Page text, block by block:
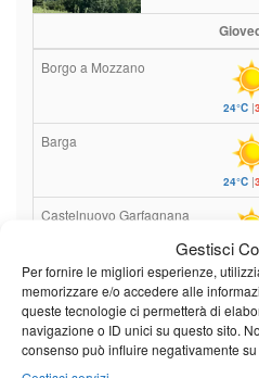
Gestisci
Per fornire le migliori esperienze,
memorizzare e/o accedere alle
queste tecnologie ci permetterà di
navigazione o ID unici su questo sito.
consenso può influire negativamente
Borgo a Mozzano
24°C |
Barga
24°C |
Castelnuovo Garfagnana
24°C|
Previsioni a